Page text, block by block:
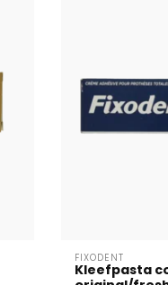
FIXODENT
Kleefpasta